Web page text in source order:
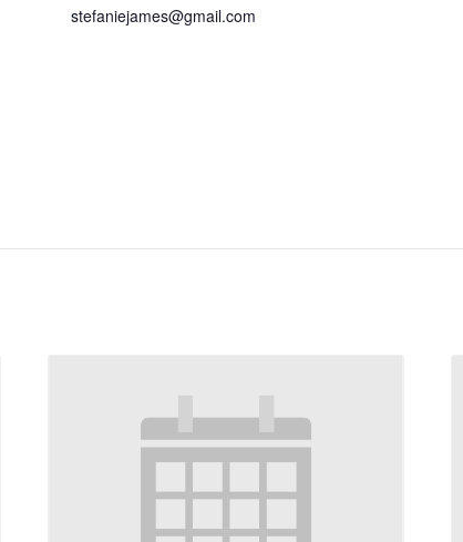
stefaniejames@gmail.com